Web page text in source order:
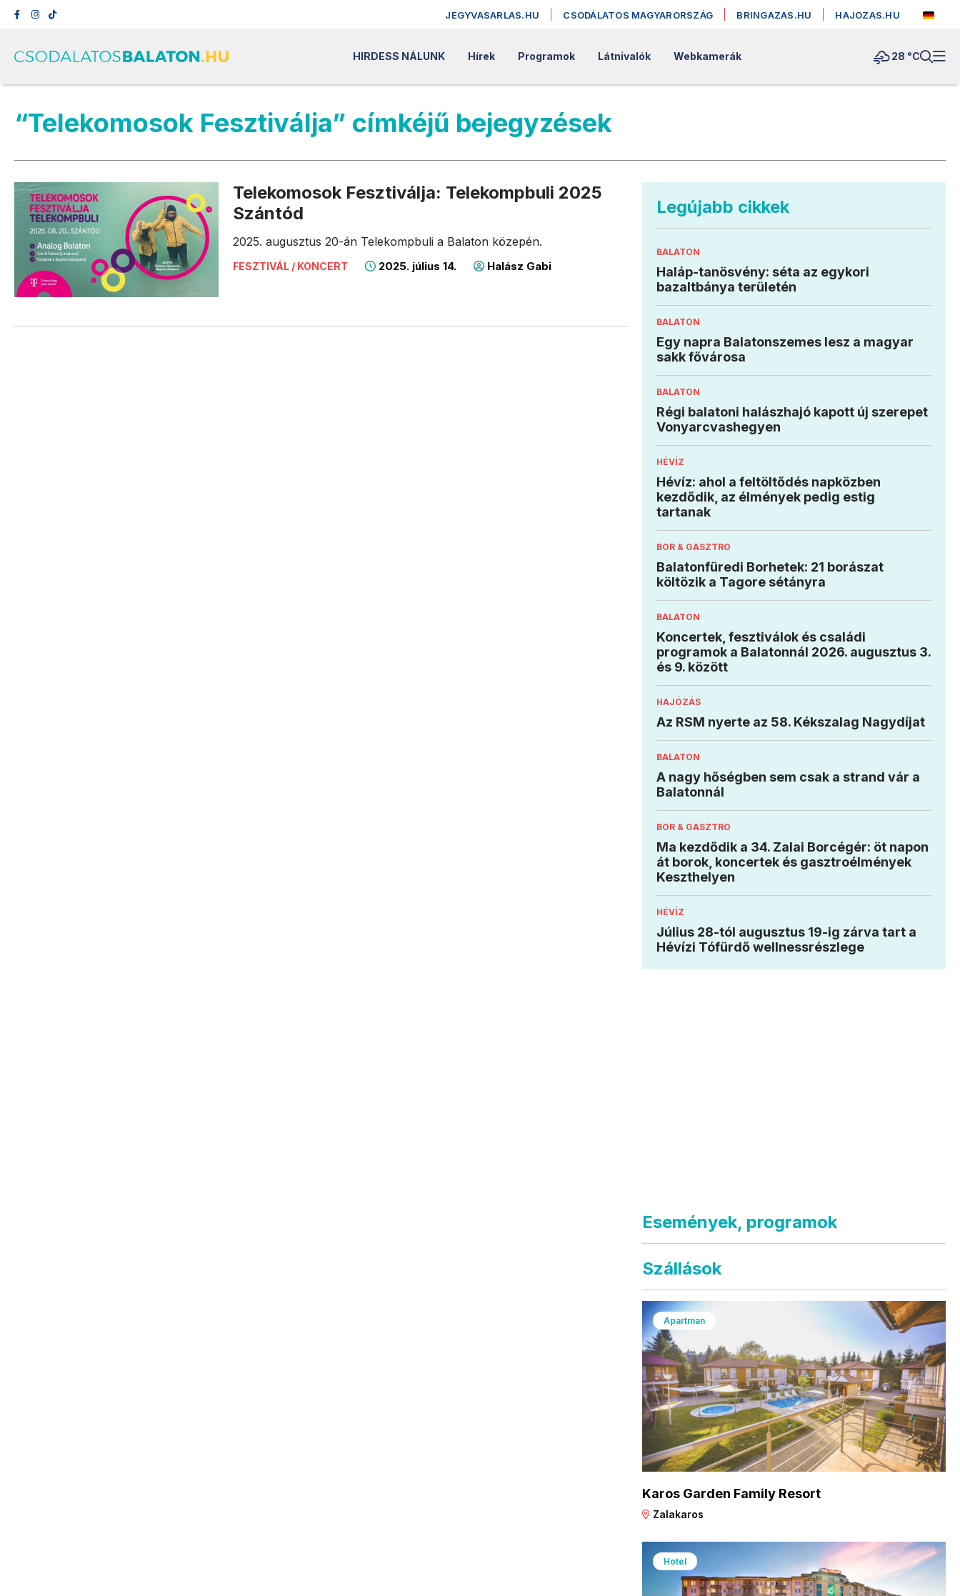
JEGYVASARLAS.HU CSODÁLATOS MAGYARORSZÁG BRINGAZAS.HU HAJOZAS.HU
HIRDESS NÁLUNK Hírek Programok Látnivalók Webkamerák 28 °C
“Telekomosok Fesztiválja” címkéjű bejegyzések
Telekomosok Fesztiválja: Telekompbuli 2025
Szántód
2025. augusztus 20-án Telekompbuli a Balaton közepén.
FESZTIVÁL / KONCERT 2025. július 14. Halász Gabi
Legújabb cikkek
BALATON
Haláp-tanösvény: séta az egykori
bazaltbánya területén
BALATON
Egy napra Balatonszemes lesz a magyar
sakk fővárosa
BALATON
Régi balatoni halászhajó kapott új szerepet
Vonyarcvashegyen
HÉVÍZ
Hévíz: ahol a feltöltődés napközben
kezdődik, az élmények pedig estig
tartanak
BOR & GASZTRO
Balatonfüredi Borhetek: 21 borászat
költözik a Tagore sétányra
BALATON
Koncertek, fesztiválok és családi
programok a Balatonnál 2026. augusztus 3.
és 9. között
HAJÓZÁS
Az RSM nyerte az 58. Kékszalag Nagydíjat
BALATON
A nagy hőségben sem csak a strand vár a
Balatonnál
BOR & GASZTRO
Ma kezdődik a 34. Zalai Borcégér: öt napon
át borok, koncertek és gasztroélmények
Keszthelyen
HÉVÍZ
Július 28-tól augusztus 19-ig zárva tart a
Hévízi Tófürdő wellnessrészlege
Események, programok
Szállások
Apartman
Karos Garden Family Resort
Zalakaros
Hotel